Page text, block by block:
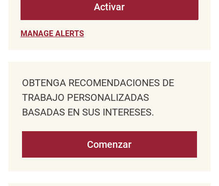
Activar
MANAGE ALERTS
OBTENGA RECOMENDACIONES DE
TRABAJO PERSONALIZADAS
BASADAS EN SUS INTERESES.
Comenzar